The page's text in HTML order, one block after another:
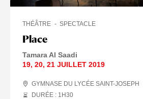
Place
THÉÂTRE SPECTACLE
Tamara Al Saadi
19, 20, 21 JUILLET 2019
GYMNASE DU LYCÉE SAINT-JOSEPH
DURÉE : 1 H30